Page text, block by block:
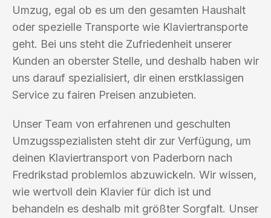
Umzug, egal ob es um den gesamten Haushalt
oder spezielle Transporte wie Klaviertransporte
geht. Bei uns steht die Zufriedenheit unserer
Kunden an oberster Stelle, und deshalb haben wir
uns darauf spezialisiert, dir einen erstklassigen
Service zu fairen Preisen anzubieten.
Unser Team von erfahrenen und geschulten
Umzugsspezialisten steht dir zur Verfügung, um
deinen Klaviertransport von Paderborn nach
Fredrikstad problemlos abzuwickeln. Wir wissen,
wie wertvoll dein Klavier für dich ist und
behandeln es deshalb mit größter Sorgfalt. Unser